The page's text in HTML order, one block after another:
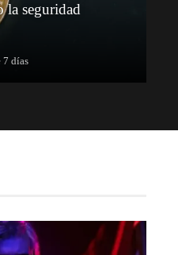
la seguridad
7 días